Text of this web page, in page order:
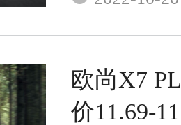
欧尚X7
价11.69-